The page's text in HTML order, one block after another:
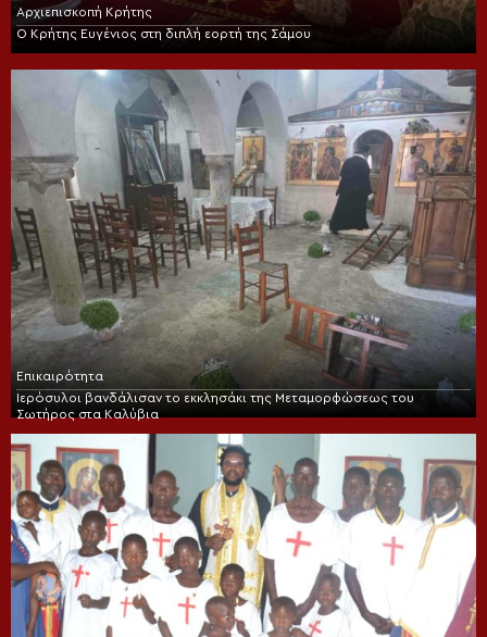
Αρχιεπισκοπή Κρήτης
Ο Κρήτης Ευγένιος στη διπλή εορτή της Σάμου
Επικαιρότητα
Ιερόσυλοι βανδάλισαν το εκκλησάκι της Μεταμορφώσεως του
Σωτήρος στα Καλύβια